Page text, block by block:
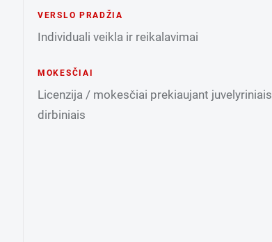
VERSLO PRADŽIA
Individuali veikla ir reikalavimai
MOKESČIAI
Licenzija / mokesčiai prekiaujant juvelyriniais
dirbiniais